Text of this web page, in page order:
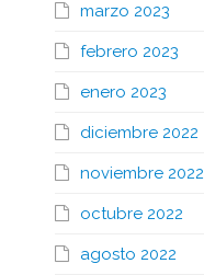
marzo 2023
febrero 2023
enero 2023
diciembre 2022
noviembre 2022
octubre 2022
agosto 2022